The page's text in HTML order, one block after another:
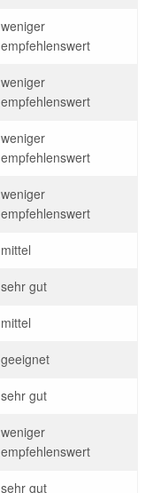
weniger
empfehlenswert
weniger
empfehlenswert
weniger
empfehlenswert
weniger
empfehlenswert
mittel
sehr gut
mittel
geeignet
sehr gut
weniger
empfehlenswert
sehr gut